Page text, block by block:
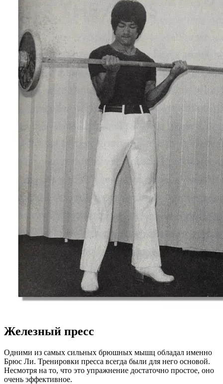
Железный пресс
Одними из самых сильных брюшных мышц обладал именно
Брюс Ли. Тренировки пресса всегда были для него основой.
Несмотря на то, что это упражнение достаточно простое, оно
очень эффективное.